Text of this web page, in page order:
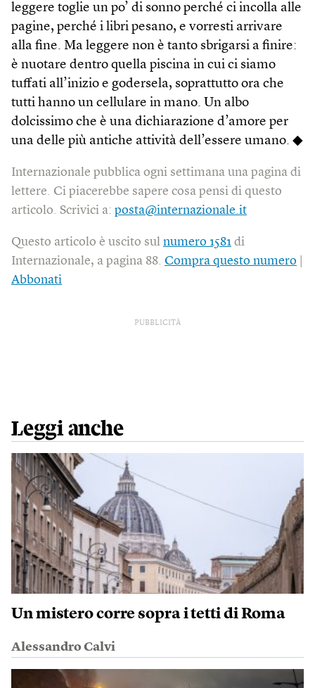
leggere toglie un po’ di sonno perché ci incolla alle
pagine, perché i libri pesano, e vorresti arrivare
alla fine. Ma leggere non è tanto sbrigarsi a finire:
è nuotare dentro quella piscina in cui ci siamo
tuffati all’inizio e godersela, soprattutto ora che
tutti hanno un cellulare in mano. Un albo
dolcissimo che è una dichiarazione d’amore per
una delle più antiche attività dell’essere umano. ◆
Internazionale pubblica ogni settimana una pagina di
lettere. Ci piacerebbe sapere cosa pensi di questo
articolo. Scrivici a: posta@internazionale.it
Questo articolo è uscito sul numero 1581 di
Internazionale, a pagina 88. Compra questo numero
Abbonati
PUBBLICITÀ
Leggi anche
Un mistero corre sopra i tetti di Roma
Alessandro Calvi